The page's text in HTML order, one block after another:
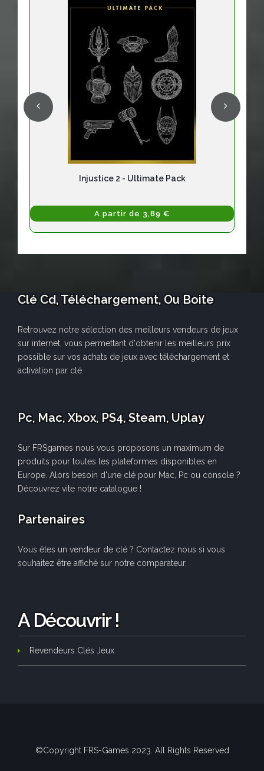
Injustice 2 - Ultimate Pack
A partir de 3,89 €
Clé Cd, Téléchargement, Ou Boite
Retrouvez notre sélection des meilleurs vendeurs de jeux
sur internet, vous permettant d'obtenir les meilleurs prix
possible sur vos achats de jeux avec téléchargement et
activation par clé.
Pc, Mac, Xbox, PS4, Steam, Uplay
Sur FRSgames nous vous proposons un maximum de
produits pour toutes les plateformes disponibles en
Europe. Alors besoin d'une clé pour Mac, Pc ou console ?
Découvrez vite notre catalogue !
Partenaires
Vous êtes un vendeur de clé ? Contactez nous si vous
souhaitez être affiché sur notre comparateur.
A Découvrir !
Revendeurs Clés Jeux
©Copyright FRS-Games 2023. All Rights Reserved